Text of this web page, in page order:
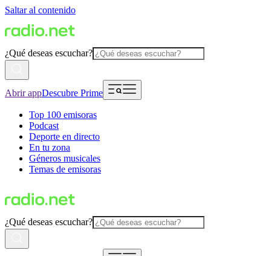
Saltar al contenido
¿Qué deseas escuchar?
Abrir appDescubre Prime
Top 100 emisoras
Podcast
Deporte en directo
En tu zona
Géneros musicales
Temas de emisoras
¿Qué deseas escuchar?